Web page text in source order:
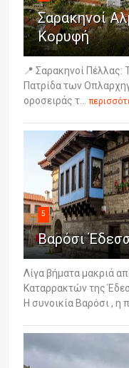
Σαρακηνοί
Κορυφή
📍 Σαρακηνοί Πέλλας:
Πατρίδα των
οροσειράς τ...
5
Βαρόσι
Λίγα βήματα μακριά
Καταρρακτών της
Η συνοικία Βαρόσι , η